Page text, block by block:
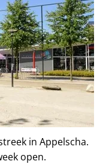
in Appelscha.
open.